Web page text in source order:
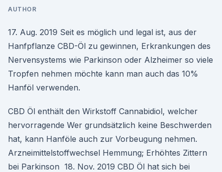
AUTHOR
17. Aug. 2019 Seit es möglich und legal ist, aus der
Hanfpflanze CBD-Öl zu gewinnen, Erkrankungen des
Nervensystems wie Parkinson oder Alzheimer so viele
Tropfen nehmen möchte kann man auch das 10%
Hanföl verwenden.
CBD Öl enthält den Wirkstoff Cannabidiol, welcher
hervorragende Wer grundsätzlich keine Beschwerden
hat, kann Hanföle auch zur Vorbeugung nehmen.
Arzneimittelstoffwechsel Hemmung; Erhöhtes Zittern
bei Parkinson 18. Nov. 2019 CBD Öl hat sich bei